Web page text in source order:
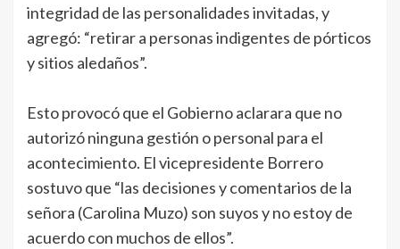
integridad de las personalidades invitadas, y
agregó: “retirar a personas indigentes de pórticos
y sitios aledaños”.
Esto provocó que el Gobierno aclarara que no
autorizó ninguna gestión o personal para el
acontecimiento. El vicepresidente Borrero
sostuvo que “las decisiones y comentarios de la
señora (Carolina Muzo) son suyos y no estoy de
acuerdo con muchos de ellos”.